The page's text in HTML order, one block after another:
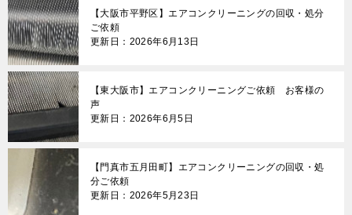
【大阪市平野区】エアコンクリーニングの回収・処分
ご依頼
更新日：2026年6月13日
【東大阪市】エアコンクリーニングご依頼 お客様の
声
更新日：2026年6月5日
【門真市五月田町】エアコンクリーニングの回収・処
分ご依頼
更新日：2026年5月23日